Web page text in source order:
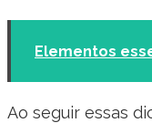
Elementos
Ao seguir essas